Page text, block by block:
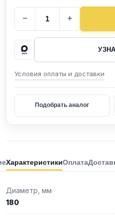
− +
Условия оплаты и доставки
Подобрать аналог
ХарактеристикиОплата
Диаметр, мм
180